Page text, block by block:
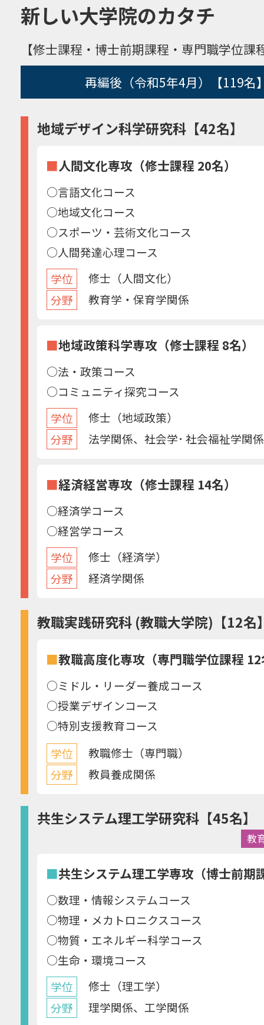
新しい大学院のカタチ
【修士課程・博士前期課程・専門職学位課
再編後（令和5年4月）【119名
地域デザイン科学研究科【42名】
■人間文化専攻（修士課程 20名）
○言語文化コース
○地域文化コース
○スポーツ・芸術文化コース
○人間発達心理コース
学位
修士（人間文化）
分野
教育学・保育学関係
■地域政策科学専攻（修士課程 8名）
○法・政策コース
○コミュニティ探究コース
学位
修士（地域政策）
分野
法学関係、社会学･ 社会福祉学関係
■経済経営専攻（修士課程 14名）
○経済学コース
○経営学コース
学位
修士（経済学）
分野
経済学関係
教職実践研究科 (教職大学院)【12名
■教職高度化専攻（専門職学位課程
○ミドル・リーダー養成コース
○授業デザインコース
○特別支援教育コース
学位
教職修士（専門職）
分野
教員養成関係
共生システム理工学研究科【45名】
教
■共生システム理工学専攻（博士前期
○数理・情報システムコース
○物理・メカトロニクスコース
○物質・エネルギー科学コース
○生命・環境コース
学位
修士（理工学）
分野
理学関係、工学関係